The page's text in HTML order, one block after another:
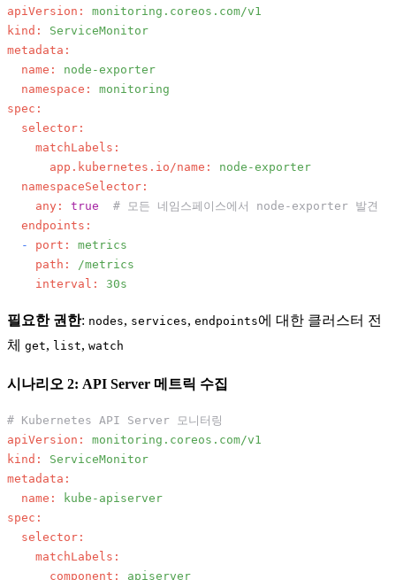
apiVersion:
monitoring.coreos.com/v1
kind:
ServiceMonitor
metadata:
name:
node-exporter
namespace:
monitoring
spec:
selector:
matchLabels:
app.kubernetes.io/name:
node-exporter
namespaceSelector:
any:
true
# 모든 네임스페이스에서 node-exporter 발견
endpoints:
-
port:
metrics
path:
/metrics
interval:
30s
필요한 권한: nodes, services, endpoints에 대한 클러스터 전
체 get, list, watch
시나리오 2: API Server 메트릭 수집
# Kubernetes API Server 모니터링
apiVersion:
monitoring.coreos.com/v1
kind:
ServiceMonitor
metadata:
name:
kube-apiserver
spec:
selector:
matchLabels:
component:
apiserver